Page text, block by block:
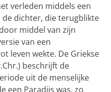
verleden middels een
de dichter, die terugblikte
middel van zijn
van een
leven wekte. De Griekse
beschrijft de
uit de menselijke
een Paradijs was, zo